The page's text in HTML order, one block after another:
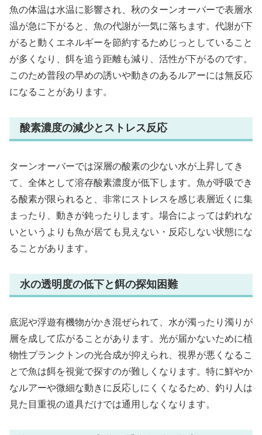
魚の体温は水温に影響され、秋のターンオーバーで表層水
温が急に下がると、魚の代謝が一気に落ちます。代謝が下
がると動くエネルギーを節約するためじっとしていること
が多くなり、餌を追う距離も減り、活性が下がるのです。
このため普段の早めの誘いや動きのあるルアーには無反応
になることがあります。
酸素濃度の減少とストレス反応
ターンオーバーでは深層の酸素の少ない水が上昇してき
て、全体として溶存酸素濃度が低下します。魚が呼吸でき
る酸素が限られると、非常にストレスを感じ表層近くに集
まったり、動きが鈍ったりします。場合によっては釣れな
いというよりも魚が居ても見えない・反応しない状態にな
ることがあります。
水の透明度の低下と餌の探知困難
底泥や浮遊有機物がかき混ぜられて、水が濁ったり濁りが
層を成して広がることがあります。光が届かないために植
物性プランクトンの光合成が抑えられ、視界が悪くなるこ
とで魚は餌を視覚で探すのが難しくなります。特に鮮やか
なルアーや微細な動きに反応しにくくなるため、釣り人は
見た目重視の道具だけでは通用しなくなります。